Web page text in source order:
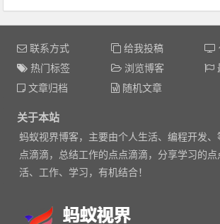
联系方式 给我投稿
热门标签
浏览博客
文章归档
随机文章
关于本站
蚂蚁视界博客，主要由个人生活、编程开发
点滴滴，总结工作的点点滴滴，分享学习的点
活、工作、学习，有机结合！